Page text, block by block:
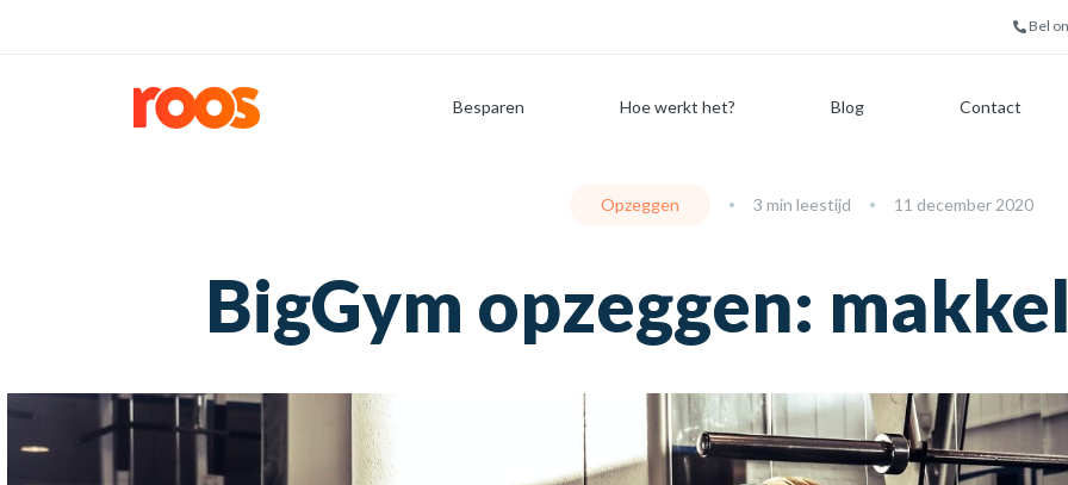
Bel
Besparen Hoe werkt het? Blog Contact
Opzeggen 3 min leestijd 11 december 2020
BigGym opzeggen: